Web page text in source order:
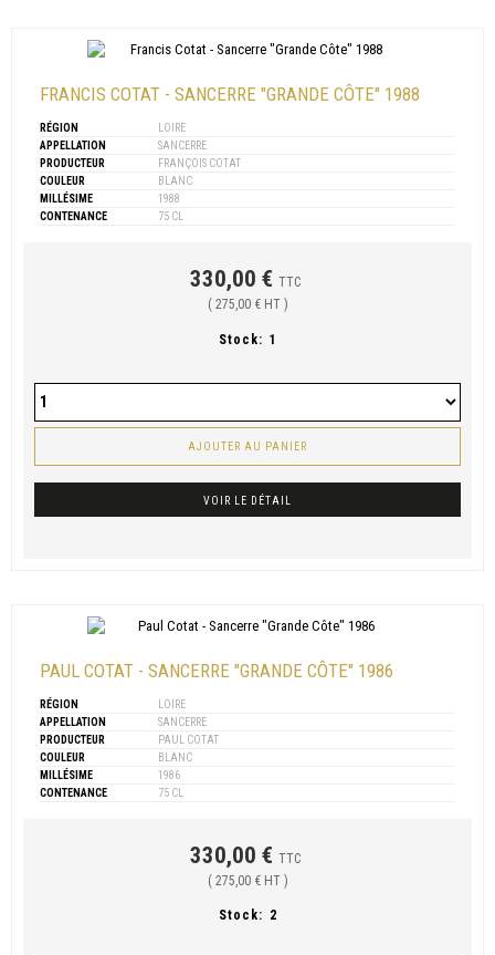
FRANCIS COTAT - SANCERRE "GRANDE CÔTE" 1988
RÉGION
LOIRE
APPELLATION
SANCERRE
PRODUCTEUR
FRANÇOIS COTAT
COULEUR
BLANC
MILLÉSIME
1988
CONTENANCE
75 CL
330,00 € TTC
( 275,00 € HT )
Stock: 1
AJOUTER AU PANIER
VOIR LE DÉTAIL
PAUL COTAT - SANCERRE "GRANDE CÔTE" 1986
RÉGION
LOIRE
APPELLATION
SANCERRE
PRODUCTEUR
PAUL COTAT
COULEUR
BLANC
MILLÉSIME
1986
CONTENANCE
75 CL
330,00 € TTC
( 275,00 € HT )
Stock: 2